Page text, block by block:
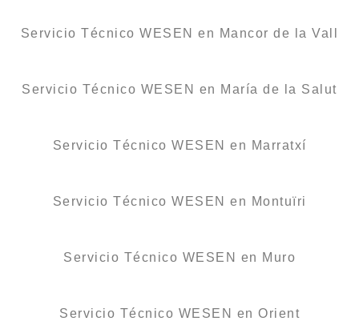
Servicio Técnico WESEN en Mancor de la Vall
Servicio Técnico WESEN en María de la Salut
Servicio Técnico WESEN en Marratxí
Servicio Técnico WESEN en Montuïri
Servicio Técnico WESEN en Muro
Servicio Técnico WESEN en Orient